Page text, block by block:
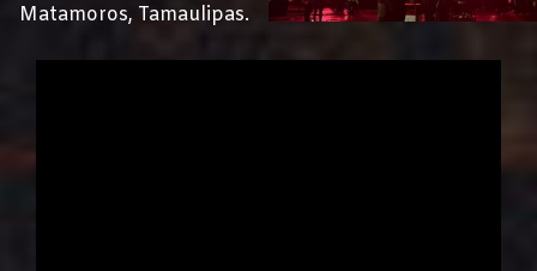
Matamoros, Tamaulipas.​​